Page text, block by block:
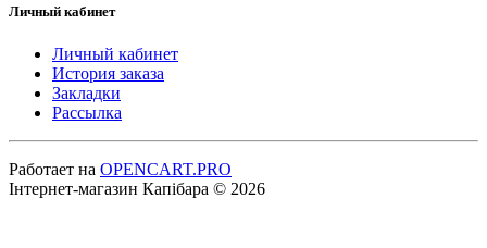
Личный кабинет
Личный кабинет
История заказа
Закладки
Рассылка
Работает на OPENCART.PRO
Інтернет-магазин Капібара © 2026